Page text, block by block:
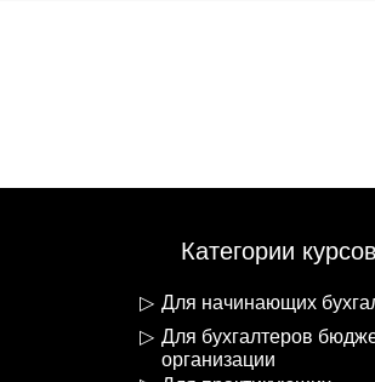
Категории курсов
Для начинающих
Для бухгалтеров
организации